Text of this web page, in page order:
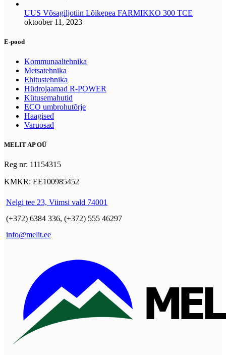
UUS Võsagiljotiin Lõikepea FARMIKKO 300 TCE
oktoober 11, 2023
E-pood
Kommunaaltehnika
Metsatehnika
Ehitustehnika
Hüdrojaamad R-POWER
Kütusemahutid
ECO umbrohutõrje
Haagised
Varuosad
MELIT AP OÜ
Reg nr: 11154315
KMKR: EE100985452
Nelgi tee 23, Viimsi vald 74001
(+372) 6384 336, (+372) 555 46297
info@melit.ee